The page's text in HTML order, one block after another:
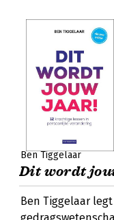
Ben Tiggelaar
Dit wordt
Ben Tiggelaar